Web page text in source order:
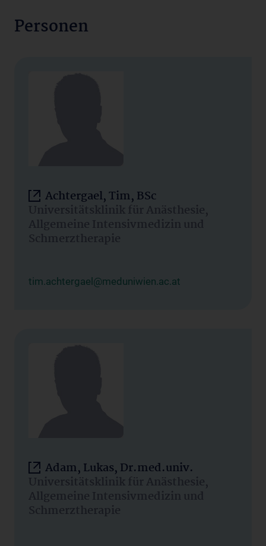
Personen
Achtergael, Tim, BSc
Universitätsklinik für Anästhesie,
Allgemeine Intensivmedizin und
Schmerztherapie
tim.achtergael@meduniwien.ac.at
Adam, Lukas, Dr.med.univ.
Universitätsklinik für Anästhesie,
Allgemeine Intensivmedizin und
Schmerztherapie